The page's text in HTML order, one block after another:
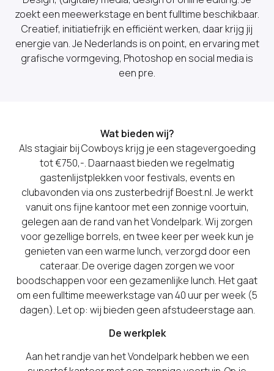
zoekt een meewerkstage en bent fulltime beschikbaar.
Creatief, initiatiefrijk en efficiënt werken, daar krijg jij
energie van. Je Nederlands is on point, en ervaring met
grafische vormgeving, Photoshop en social media is
een pre.
Wat bieden wij?
Als stagiair bij Cowboys krijg je een stagevergoeding
tot €750,-. Daarnaast bieden we regelmatig
gastenlijstplekken voor festivals, events en
clubavonden via ons zusterbedrijf Boest.nl. Je werkt
vanuit ons fijne kantoor met een zonnige voortuin,
gelegen aan de rand van het Vondelpark. Wij zorgen
voor gezellige borrels, en twee keer per week kun je
genieten van een warme lunch, verzorgd door een
cateraar. De overige dagen zorgen we voor
boodschappen voor een gezamenlijke lunch. Het gaat
om een fulltime meewerkstage van 40 uur per week (5
dagen). Let op: wij bieden geen afstudeerstage aan.
De werkplek
Aan het randje van het Vondelpark hebben we een